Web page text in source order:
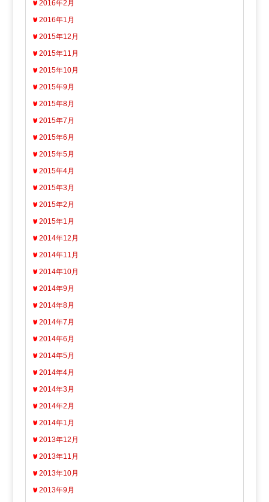
2016年2月
2016年1月
2015年12月
2015年11月
2015年10月
2015年9月
2015年8月
2015年7月
2015年6月
2015年5月
2015年4月
2015年3月
2015年2月
2015年1月
2014年12月
2014年11月
2014年10月
2014年9月
2014年8月
2014年7月
2014年6月
2014年5月
2014年4月
2014年3月
2014年2月
2014年1月
2013年12月
2013年11月
2013年10月
2013年9月